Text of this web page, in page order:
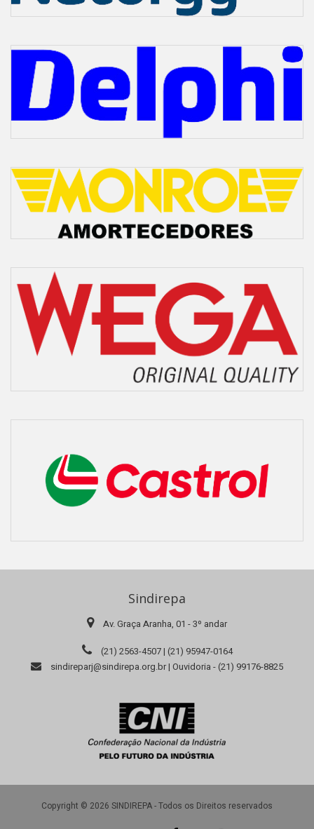
Sindirepa
Av. Graça Aranha, 01 - 3º andar
(21) 2563-4507 | (21) 95947-0164
sindireparj@sindirepa.org.br | Ouvidoria - (21) 99176-8825
Copyright © 2026 SINDIREPA - Todos os Direitos reservados